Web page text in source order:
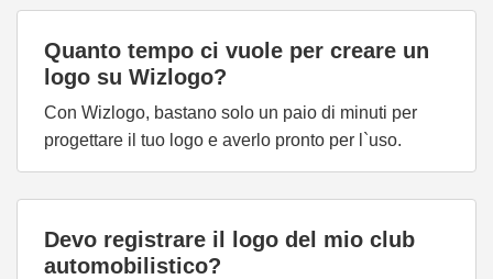
Quanto tempo ci vuole per creare un
logo su Wizlogo?
Con Wizlogo, bastano solo un paio di minuti per
progettare il tuo logo e averlo pronto per l`uso.
Devo registrare il logo del mio club
automobilistico?